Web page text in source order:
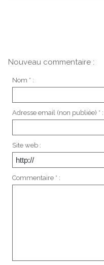
Nouveau commentaire :
Nom * :
Adresse email (non publiée) * :
Site web :
Commentaire * :